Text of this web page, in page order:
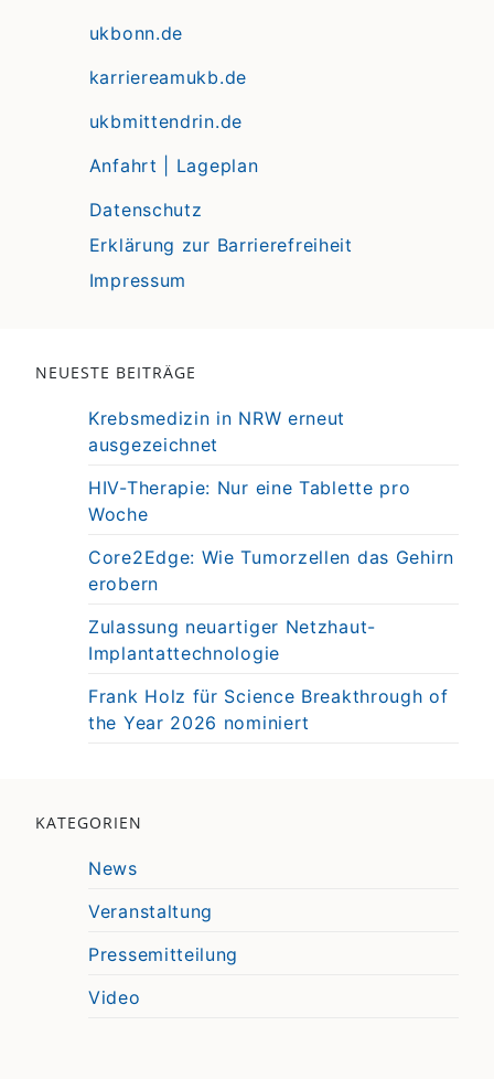
ukbonn.de
karriereamukb.de
ukbmittendrin.de
Anfahrt | Lageplan
Datenschutz
Erklärung zur Barrierefreiheit
Impressum
NEUESTE BEITRÄGE
Krebsmedizin in NRW erneut
ausgezeichnet
HIV-Therapie: Nur eine Tablette pro
Woche
Core2Edge: Wie Tumorzellen das Gehirn
erobern
Zulassung neuartiger Netzhaut-
Implantattechnologie
Frank Holz für Science Breakthrough of
the Year 2026 nominiert
KATEGORIEN
News
Veranstaltung
Pressemitteilung
Video